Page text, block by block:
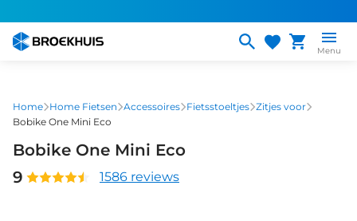
naar
gaan
Menu
Home Home Fietsen Accessoires Fietsstoeltjes Zitjes voor
Bobike One Mini Eco
Bobike One Mini Eco
9
1586 reviews